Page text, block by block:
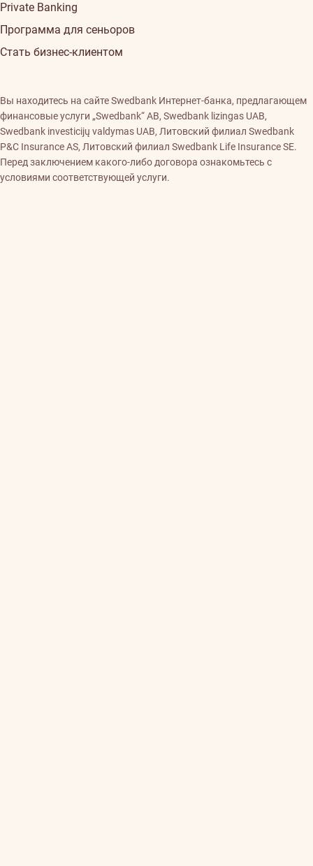
Private Banking
Программа для сеньоров
Стать бизнес-клиентом
Вы находитесь на сайте Swedbank Интернет-банка, предлагающем
финансовые услуги „Swedbank“ AB, Swedbank lizingas UAB,
Swedbank investicijų valdymas UAB, Литовский филиал Swedbank
P&C Insurance AS, Литовский филиал Swedbank Life Insurance SE.
Перед заключением какого-либо договора ознакомьтесь с
условиями соответствующей услуги.